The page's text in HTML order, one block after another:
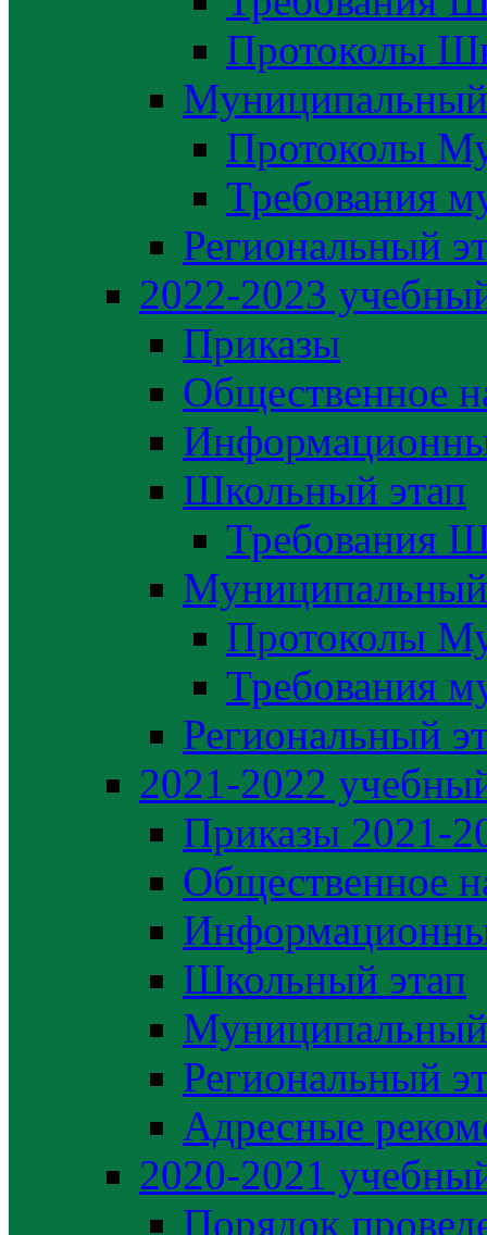
Протоколы
Муниципальный
Протоколы
Требования
Региональный
2022-2023
Приказы
Общественное
Школьный этап
Требования
Муниципальный
Протоколы
Требования
Региональный
2021-2022
Приказы 2021-
Общественное
Школьный этап
Муниципальный
Региональный
Адресные
2020-2021
Порядок